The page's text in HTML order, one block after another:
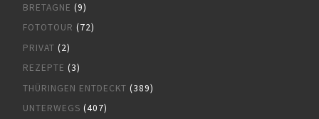
BRETAGNE (9)
FOTOTOUR (72)
PRIVAT (2)
REZEPTE (3)
THÜRINGEN ENTDECKT (389)
UNTERWEGS (407)